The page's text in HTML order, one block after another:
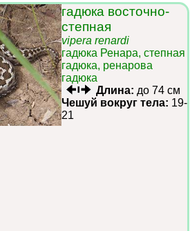
гадюка восточно-
степная
vipera renardi
гадюка Ренара, степная
гадюка, ренарова
гадюка
Длина: до 74 см
Чешуй вокруг тела: 19-
21